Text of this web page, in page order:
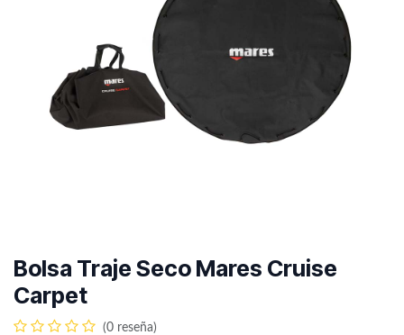
Bolsa Traje Seco Mares Cruise
Carpet
(0 reseña)